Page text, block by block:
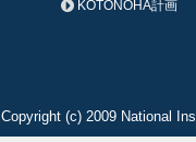
KOTONOHA計画
Copyright (c) 2009 National